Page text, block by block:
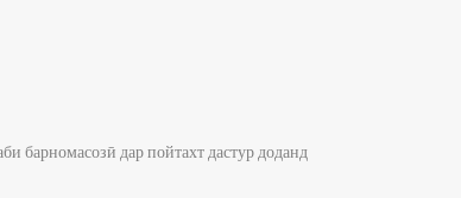
барномасозӣ дар пойтахт дастур доданд